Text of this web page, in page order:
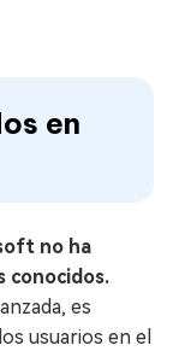
en
no ha
conocidos.
es
usuarios en el